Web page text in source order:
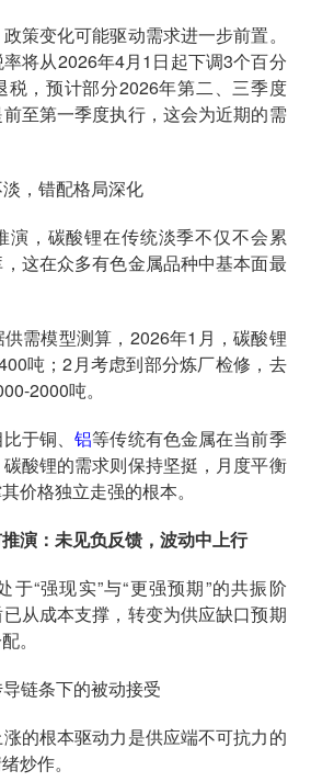
策变化可能驱动需求进一步前置。
将从2026年4月1日起下调3个百分
税，预计部分2026年第二、三季度
至第一季度执行，这会为近期的需
，错配格局深化
演，碳酸锂在传统淡季不仅不会累
这在众多有色金属品种中基本面最
需模型测算，2026年1月，碳酸锂
吨；2月考虑到部分炼厂检修，去
2000吨。
于铜、铝等传统有色金属在当前季
酸锂的需求则保持坚挺，月度平衡
价格独立走强的根本。
演：未见负反馈，波动中上行
于“强现实”与“更强预期”的共振阶
从成本支撑，转变为供应缺口预期
。
链条下的被动接受
的根本驱动力是供应端不可抗力的
炒作。